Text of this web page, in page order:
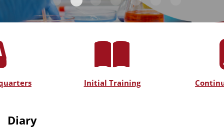
Initial Training
Diary